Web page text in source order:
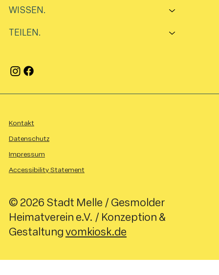
WISSEN.
TEILEN.
Kontakt
Impressum
Accessibility Statement
Datenschutz
© 2026 Stadt Melle / Gesmolder
Heimatverein e.V. / Konzeption &
Gestaltungvomkiosk.de